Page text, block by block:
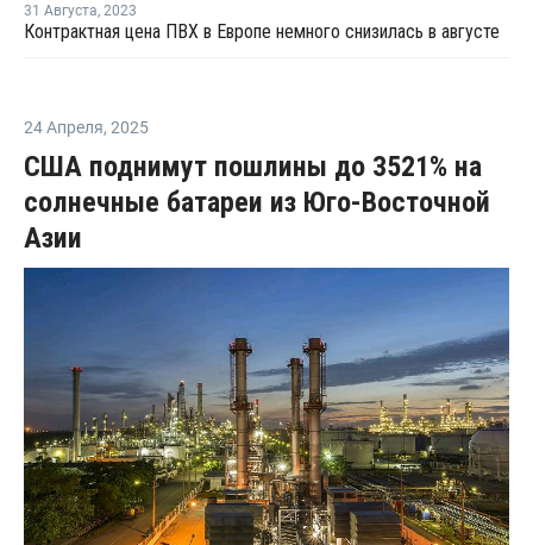
31 Августа, 2023
Контрактная цена ПВХ в Европе немного снизилась в августе
24 Апреля, 2025
США поднимут пошлины до 3521% на
солнечные батареи из Юго-Восточной
Азии